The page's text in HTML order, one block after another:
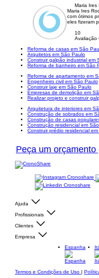
Maria Ires
Maria Ires
com ótimos
eles fizeram
10
Avaliação
Reforma de casas em São
Arquitetos em São Paulo
Construir galpão industrial em
Reforma de banheiro em São
Reforma de apartamento em
Engenheiro civil em São Paulo
Construir laje em São Paulo
Empresas de demolição em
Realizar projeto e construir
Arquitetura de interiores em
Construção de sobrados em
Construção de casas
Construção residencial em
Construir prédio residencial
Peça um
Ajuda
Profissionais
Clientes
Empresa
Espanha
Termos e Condições de Uso |